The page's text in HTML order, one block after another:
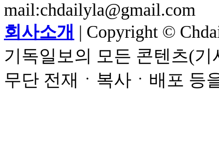
mail:chdailyla@gmail.com
회사소개 | Copyright ©
기독일보의 모든 콘텐츠(
무단 전재ㆍ복사ㆍ배포 등